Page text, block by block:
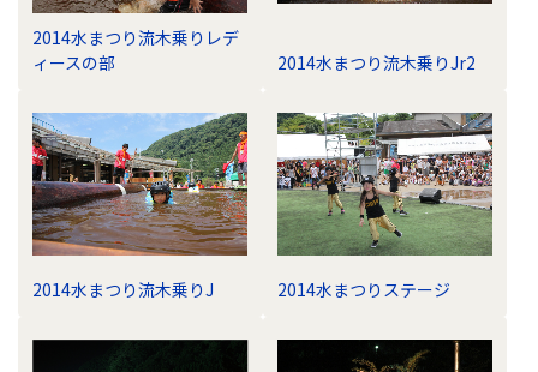
2014水まつり流木乗りレデ
ィースの部
2014水まつり流木乗りJr2
2014水まつり流木乗りJ 2014水まつりステージ